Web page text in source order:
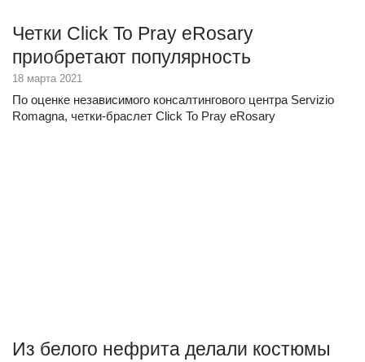
Четки Click To Pray eRosary
приобретают популярность
18 марта 2021
По оценке независимого консалтингового центра Servizio
Romagna, четки-браслет Click To Pray eRosary
Из белого нефрита делали костюмы